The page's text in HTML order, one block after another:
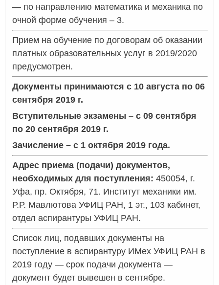
— по направлению математика и механика по
очной форме обучения – 3.
Прием на обучение по договорам об оказании
платных образовательных услуг в 2019/2020
предусмотрен.
Документы принимаются с 10 августа по 06
сентября 2019 г.
Вступительные экзамены – с 09 сентября
по 20 сентября 2019 г.
Зачисление – с 1 октября 2019 года.
Адрес приема (подачи) документов,
необходимых для поступления: 450054, г.
Уфа, пр. Октября, 71. Институт механики им.
Р.Р. Мавлютова УФИЦ РАН, 1 эт., 103 кабинет,
отдел аспирантуры УФИЦ РАН.
Список лиц, подавших документы на
поступление в аспирантуру ИМех УФИЦ РАН в
2019 году — срок подачи документа —
документ будет вывешен в сентябре.